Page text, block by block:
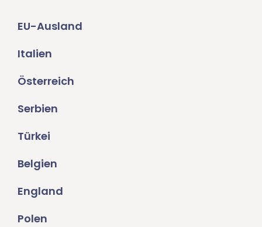
EU-Ausland
Italien
Österreich
Serbien
Türkei
Belgien
England
Polen